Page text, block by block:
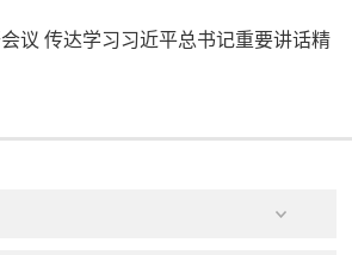
议 传达学习习近平总书记重要讲话精